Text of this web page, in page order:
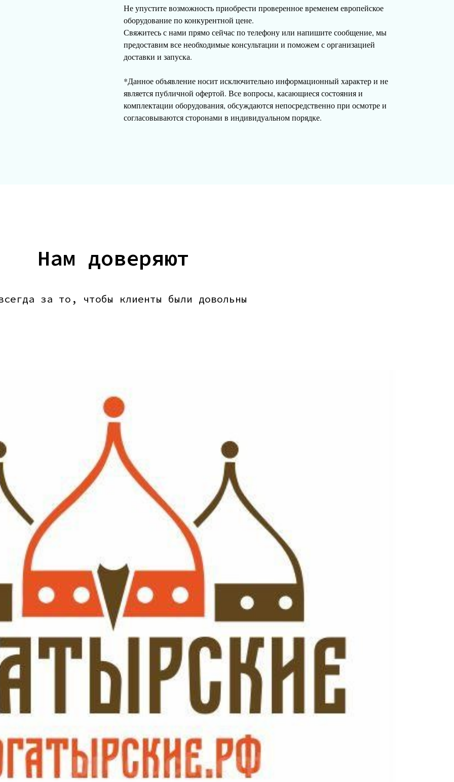
Не упустите возможность приобрести проверенное временем европейское
оборудование по конкурентной цене.
Свяжитесь с нами прямо сейчас по телефону или напишите сообщение, мы
предоставим все необходимые консультации и поможем с организацией
доставки и запуска.
*Данное объявление носит исключительно информационный характер и не
является публичной офертой. Все вопросы, касающиеся состояния и
комплектации оборудования, обсуждаются непосредственно при осмотре и
согласовываются сторонами в индивидуальном порядке.
Нам доверяют
за то, чтобы клиенты были довольны